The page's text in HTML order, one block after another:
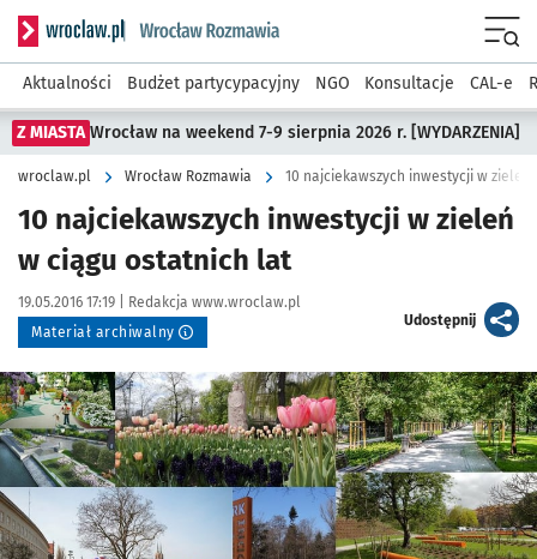
Serwis informacyjny wroclaw.pl podserwis: Rozmawia
Aktualności Budżet partycypacyjny NGO Konsultacje CAL-e
Z MIASTA Wrocław na weekend 7-9 sierpnia 2026 r. [WYDARZENIA]
wroclaw.pl Wrocław Rozmawia 10 najciekawszych inwestycji w
10 najciekawszych inwestycji w zieleń
w ciągu ostatnich lat
Data publikacji:
19.05.2016 17:19 | Autor:
Redakcja www.wroclaw.pl
Materiał archiwalny
Udostępnijartykuł
Kliknij, aby powiększyć